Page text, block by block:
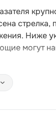
Ниже
могут